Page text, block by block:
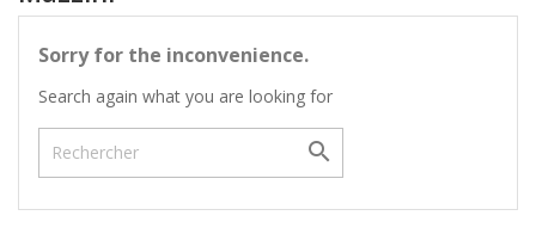
Sorry for the inconvenience.
Search again what you are looking for
